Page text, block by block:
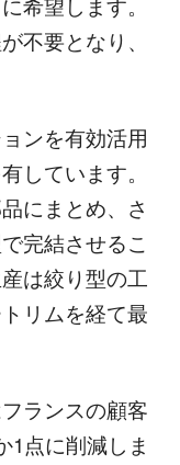
不要となり、
ンを有効活用
しています。
にまとめ、さ
完結させるこ
は絞り型の工
リムを経て最
ランスの顧客
1点に削減しま